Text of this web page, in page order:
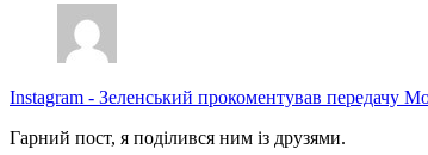
Instagram - Зеленський прокоментував передачу
Гарний пост, я поділився ним із друзями.